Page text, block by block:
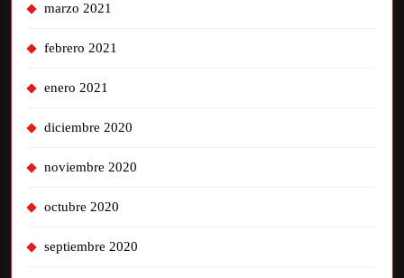
marzo 2021
febrero 2021
enero 2021
diciembre 2020
noviembre 2020
octubre 2020
septiembre 2020